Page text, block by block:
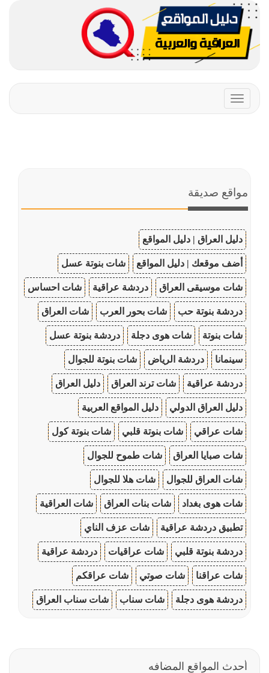
Toggle
navigation
مواقع صديقة
دليل العراق | دليل المواقع
أضف موقعك | دليل المواقع شات بنوتة عسل
شات موسيقى العراق دردشة عراقية شات احساس
دردشة بنوتة حب شات بحور العرب شات العراق
شات بنوتة شات هوى دجلة دردشة بنوتة عسل
سينمانا دردشة الرياض شات بنوتة للجوال
دردشة عراقية شات ترند العراق دليل العراق
دليل العراق الدولي دليل المواقع العربية
شات عراقي شات بنوتة قلبي شات بنوتة كول
شات صبايا العراق شات طموح للجوال
شات العراق للجوال شات هلا للجوال
شات هوى بغداد شات بنات العراق شات العراقية
تطبيق دردشة عراقية شات عزف الناي
دردشة بنوتة قلبي شات عراقيات دردشة عراقية
شات عراقنا شات صوتي شات عراقكم
دردشة هوى دجلة شات سناب شات سناب العراق
أحدث المواقع المضافه